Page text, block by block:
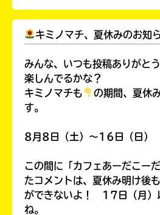
キミノマチ、夏休みのお知
みんな、いつも投稿ありがと
楽しんでるかな？
キミノマチも
の期間、夏休
す。
8月8日（土）～16日（日）
この間に「カフェあーだこー
たコメントは、夏休み明け後
ができないよ！ 17日（月）
ね。